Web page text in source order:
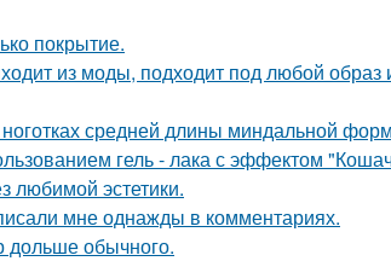
покрытие.
из моды, подходит под любой образ
средней длины миндальной
гель - лака с эффектом
эстетики.
мне однажды в комментариях.
дольше обычного.